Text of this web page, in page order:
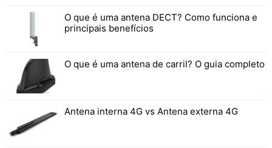
O que é uma antena DECT? Como funciona e
principais benefícios
O que é uma antena de carril? O guia completo
Antena interna 4G vs Antena externa 4G